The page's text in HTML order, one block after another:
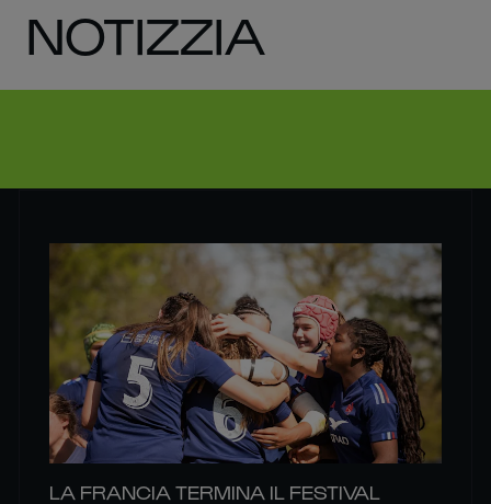
NOTIZZIA
LA FRANCIA TERMINA IL FESTIVAL